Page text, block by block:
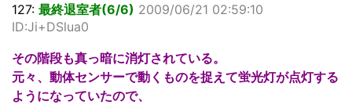
127: 最終退室者(6/6) 2009/06/21 02:59:10
ID:Ji+DSlua0
その階段も真っ暗に消灯されている。
元々、動体センサーで動くものを捉えて蛍光灯が点灯する
ようになっていたので、